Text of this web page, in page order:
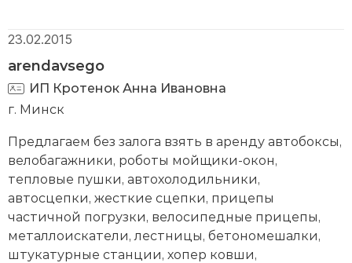
23.02.2015
arendavsego
ИП Кротенок Анна Ивановна
г. Минск
Предлагаем без залога взять в аренду автобоксы,
велобагажники, роботы мойщики-окон,
тепловые пушки, автохолодильники,
автосцепки, жесткие сцепки, прицепы
частичной погрузки, велосипедные прицепы,
металлоискатели, лестницы, бетономешалки,
штукатурные станции, хопер ковши,